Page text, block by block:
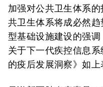
加强对公共卫生体系
共卫生体系将成必然
型基础设施建设的强
关于下一代疾控信息
的疫后发展洞察》如上